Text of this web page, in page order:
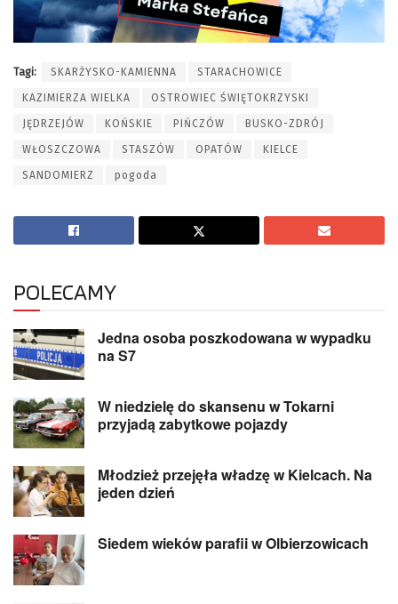
Tagi: SKARŻYSKO-KAMIENNA STARACHOWICE
KAZIMIERZA WIELKA OSTROWIEC ŚWIĘTOKRZYSKI
JĘDRZEJÓW KOŃSKIE PIŃCZÓW BUSKO-ZDRÓJ
WŁOSZCZOWA STASZÓW OPATÓW KIELCE
SANDOMIERZ pogoda
POLECAMY
Jedna osoba poszkodowana w wypadku
na S7
W niedzielę do skansenu w Tokarni
przyjadą zabytkowe pojazdy
Młodzież przejęła władzę w Kielcach. Na
jeden dzień
Siedem wieków parafii w Olbierzowicach